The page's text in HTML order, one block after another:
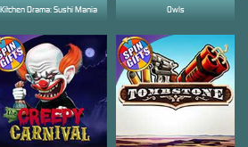
Owls
Kitchen Drama: Sushi Mania